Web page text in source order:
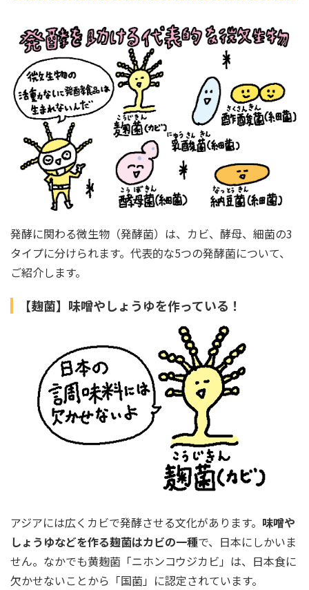
発酵に関わる微生物（発酵菌）は、カビ、酵母、細菌の3
タイプに分けられます。代表的な5つの発酵菌について、
ご紹介します。
【麹菌】味噌やしょうゆを作っている！
アジアには広くカビで発酵させる文化があります。 味噌や
しょうゆなどを作る麹菌はカビの一種で、日本にしかいま
せん。なかでも黄麹菌「ニホンコウジカビ」は、日本食に
欠かせないことから「国菌」に認定されています。